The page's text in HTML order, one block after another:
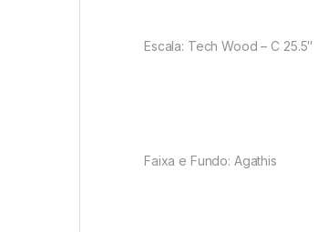
Escala: Tech Wood – C 25.5″
Faixa e Fundo: Agathis